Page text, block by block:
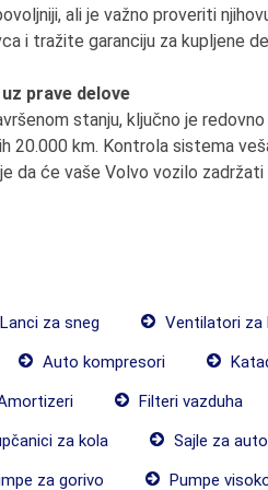
ali je važno proveriti
i tražite garanciju za kupljene
prave delove
stanju, ključno je
20.000 km. Kontrola sistema
da će vaše Volvo vozilo
Lanci za sneg Ventilatori za
Auto kompresori
Filteri vazduha
za kola Sajle za
za gorivo Pumpe